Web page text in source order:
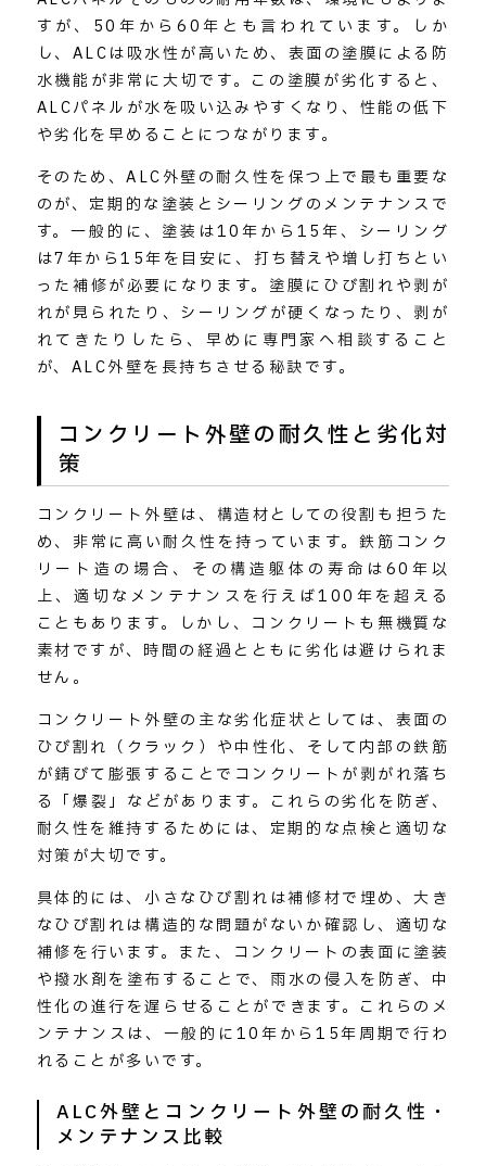
すが、50年から60年とも言われています。しか
し、ALCは吸水性が高いため、表面の塗膜による防
水機能が非常に大切です。この塗膜が劣化すると、
ALCパネルが水を吸い込みやすくなり、性能の低下
や劣化を早めることにつながります。
そのため、ALC外壁の耐久性を保つ上で最も重要な
のが、定期的な塗装とシーリングのメンテナンスで
す。一般的に、塗装は10年から15年、シーリング
は7年から15年を目安に、打ち替えや増し打ちとい
った補修が必要になります。塗膜にひび割れや剥が
れが見られたり、シーリングが硬くなったり、剥が
れてきたりしたら、早めに専門家へ相談すること
が、ALC外壁を長持ちさせる秘訣です。
コンクリート外壁の耐久性と劣化対
策
コンクリート外壁は、構造材としての役割も担うた
め、非常に高い耐久性を持っています。鉄筋コンク
リート造の場合、その構造躯体の寿命は60年以
上、適切なメンテナンスを行えば100年を超える
こともあります。しかし、コンクリートも無機質な
素材ですが、時間の経過とともに劣化は避けられま
せん。
コンクリート外壁の主な劣化症状としては、表面の
ひび割れ（クラック）や中性化、そして内部の鉄筋
が錆びて膨張することでコンクリートが剥がれ落ち
る「爆裂」などがあります。これらの劣化を防ぎ、
耐久性を維持するためには、定期的な点検と適切な
対策が大切です。
具体的には、小さなひび割れは補修材で埋め、大き
なひび割れは構造的な問題がないか確認し、適切な
補修を行います。また、コンクリートの表面に塗装
や撥水剤を塗布することで、雨水の侵入を防ぎ、中
性化の進行を遅らせることができます。これらのメ
ンテナンスは、一般的に10年から15年周期で行わ
れることが多いです。
ALC外壁とコンクリート外壁の耐久性・
メンテナンス比較